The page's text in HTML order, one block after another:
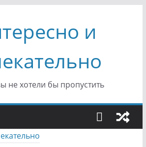
и
не хотели бы пропустить